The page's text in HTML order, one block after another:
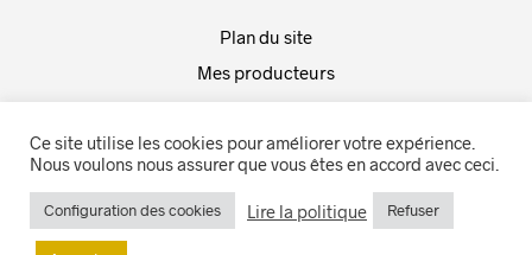
Plan du site
Mes producteurs
Politique de confidentialité
Conditions générales de ventes
Site réalisé parInsomnies Kreativ - Tous droits réservé 2021
Ce site utilise les cookies pour améliorer votre expérience.
Nous voulons nous assurer que vous êtes en accord avec ceci.
Configuration des cookies Lire la politique Refuser